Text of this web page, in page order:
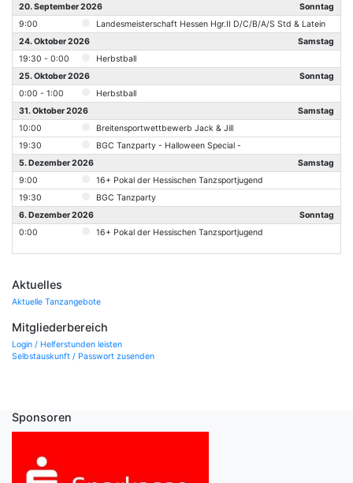
20. September 2026
Sonntag
9:00
Landesmeisterschaft Hessen Hgr.II D/C/B/A/S Std & Latein
24. Oktober 2026
Samstag
19:30 - 0:00
Herbstball
25. Oktober 2026
Sonntag
0:00 - 1:00
Herbstball
31. Oktober 2026
Samstag
10:00
Breitensportwettbewerb Jack & Jill
19:30
BGC Tanzparty - Halloween Special -
5. Dezember 2026
Samstag
9:00
16+ Pokal der Hessischen Tanzsportjugend
19:30
BGC Tanzparty
6. Dezember 2026
Sonntag
0:00
16+ Pokal der Hessischen Tanzsportjugend
Aktuelles
Aktuelle Tanzangebote
Mitgliederbereich
Login / Helferstunden leisten
Selbstauskunft / Passwort zusenden
Sponsoren